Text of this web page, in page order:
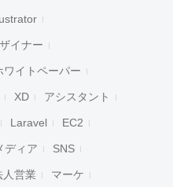
イナー
ワイトペーパー
XD アシスタント
Laravel EC2
ディア SNS
人営業 マーケ